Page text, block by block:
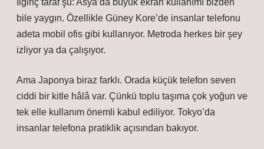
İlginç taraf şu: Asya’da büyük ekran kullanımı bizden
bile yaygın. Özellikle Güney Kore’de insanlar telefonu
adeta mobil ofis gibi kullanıyor. Metroda herkes bir şey
izliyor ya da çalışıyor.
Ama Japonya biraz farklı. Orada küçük telefon seven
ciddi bir kitle hâlâ var. Çünkü toplu taşıma çok yoğun ve
tek elle kullanım önemli kabul ediliyor. Tokyo’da
insanlar telefona pratiklik açısından bakıyor.